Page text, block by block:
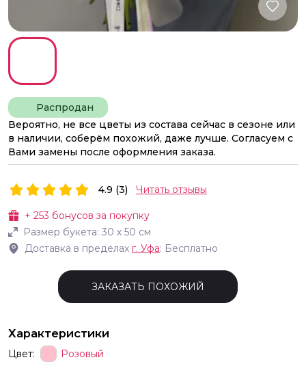
Распродан
Вероятно, не все цветы из состава сейчас в сезоне или
в наличии, соберём похожий, даже лучше. Согласуем с
Вами замены после оформления заказа.
+ 253 бонусов за покупку
Размер букета: 30 х 50 см
Доставка в пределах г. Уфа: Бесплатно
4.9 (3) Читать отзывы
ЗАКАЗАТЬ ПОХОЖИЙ
Характеристики
Цвет: Розовый